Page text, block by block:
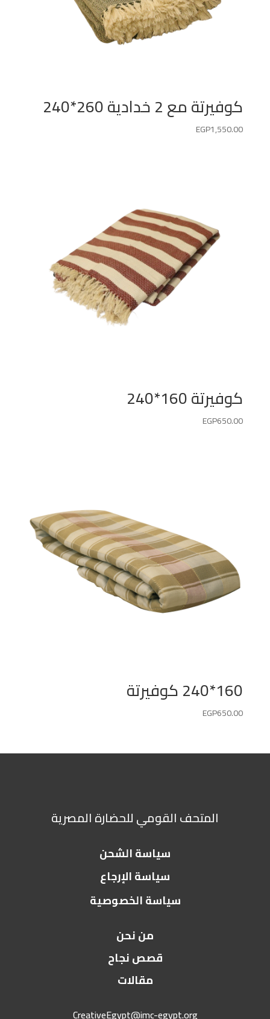
كوفيرتة مع 2 خدادية 260*240
EGP1,550.00
كوفيرتة 160*240
EGP650.00
160*240 كوفيرتة
EGP650.00
المتحف القومي للحضارة المصرية
سياسة الشحن
سياسة الإرجاع
سياسة الخصوصية
من نحن
قصص نجاح
مقالات
CreativeEgypt@imc-egypt.org